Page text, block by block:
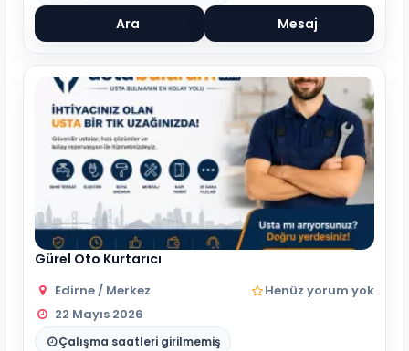
Ara Mesaj
Gürel Oto Kurtarıcı
Edirne / Merkez
Henüz yorum yok
22 Mayıs 2026
Çalışma saatleri girilmemiş